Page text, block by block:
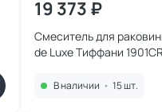
19 373 ₽
Смеситель для
de Luxe Тиффани
В наличии • 15 шт.